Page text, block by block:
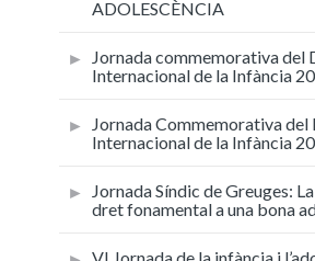
ADOLESCÈNCIA
Jornada commemorativa del
Internacional de la Infància
Jornada Commemorativa del
Internacional de la Infància
Jornada Síndic de Greuges:
dret fonamental a una bona